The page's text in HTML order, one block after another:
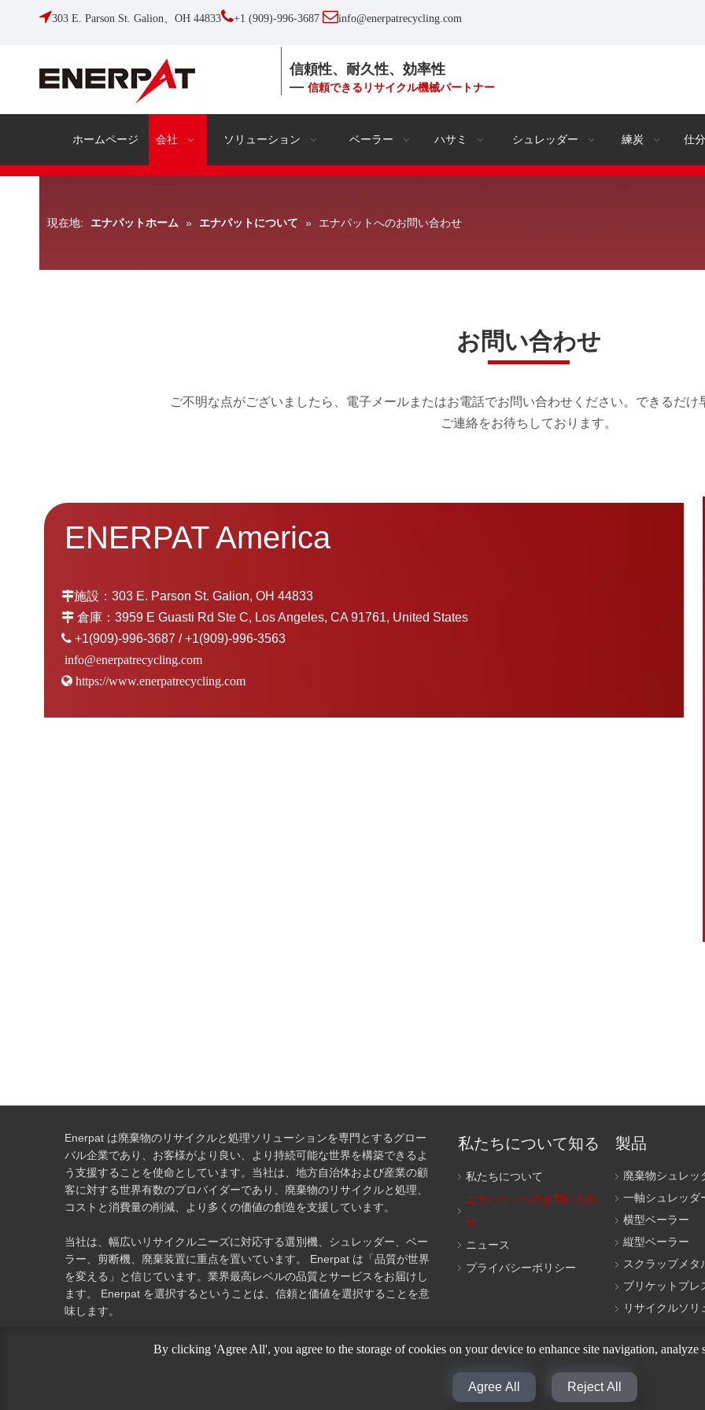
303 E. Parson St. Galion、OH 44833+1 (909)-996-3687 info@enerpatrecycling.com
信頼性、耐久性、効率性
—信頼できるリサイクル機械パートナー
ホームページ 会社 ソリューション ベーラー ハサミ シュレッダー 練炭 仕
現在地: エナパットホーム » エナパットについて » エナパットへのお問い合わせ
お問い合わせ
ご不明な点がございましたら、電子メールまたはお電話でお問い合わせください。できるだ
ご連絡をお待ちしております。
ENERPAT America
施設：303 E. Parson St. Galion, OH 44833
 倉庫：3959 E Guasti Rd Ste C, Los Angeles, CA 91761, United States
 +1(909)-996-3687 / +1(909)-996-3563
info@enerpatrecycling.com
 https://www.enerpatrecycling.com
Enerpat は廃棄物のリサイクルと処理ソリューションを専門とするグロー
バル企業であり、お客様がより良い、より持続可能な世界を構築できるよ
う支援することを使命としています。当社は、地方自治体および産業の顧
客に対する世界有数のプロバイダーであり、廃棄物のリサイクルと処理、
コストと消費量の削減、より多くの価値の創造を支援しています。
当社は、幅広いリサイクルニーズに対応する選別機、シュレッダー、ベー
ラー、剪断機、廃棄装置に重点を置いています。 Enerpat は「品質が世界
を変える」と信じています。業界最高レベルの品質とサービスをお届けし
ます。 Enerpat を選択するということは、信頼と価値を選択することを意
味します。
私たちについて知る
私たちについて
エナパットへのお問い合わ
せ
ニュース
プライバシーポリシー
製品
廃棄物シュレッ
一軸シュレッダ
横型ベーラー
縦型ベーラー
スクラップメタ
ブリケットプレ
リサイクルソリ
ニュース | エナパットへのお問い合わせ
ENERPAT アメリカ。無断転載を禁じます。
By clicking 'Agree All', you agree to the storage of cookies on your device to enhance site navigation, analyze
Agree All Reject All